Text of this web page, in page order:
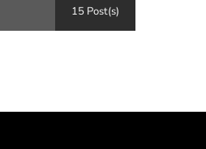
15 Post(s)